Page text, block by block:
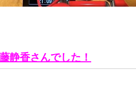
静香さんでした！